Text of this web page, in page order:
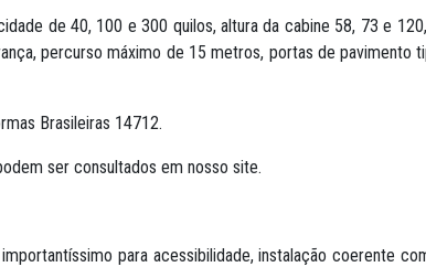
de 40, 100 e 300 quilos, altura da cabine 58, 73 e
percurso máximo de 15 metros, portas de pavimento
Brasileiras 14712.
ser consultados em nosso site.
para acessibilidade, instalação coerente